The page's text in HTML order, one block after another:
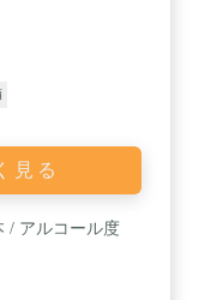
見る
/ アルコール度